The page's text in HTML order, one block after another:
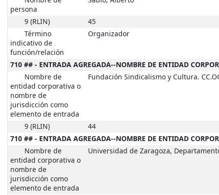
persona
9 (RLIN)
45
Término
indicativo de
función/relación
Organizador
710 ## - ENTRADA AGREGADA--NOMBRE DE ENTIDAD
Nombre de
entidad corporativa o
nombre de
jurisdicción como
elemento de entrada
Fundación Sindicalismo y Cultura.
9 (RLIN)
44
710 ## - ENTRADA AGREGADA--NOMBRE DE ENTIDAD
Nombre de
entidad corporativa o
nombre de
jurisdicción como
elemento de entrada
Universidad de Zaragoza,